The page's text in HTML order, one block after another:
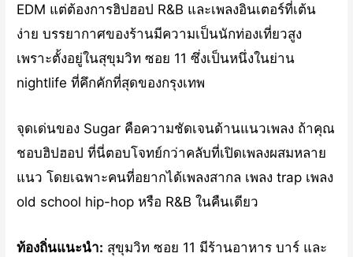
EDM แต่ต้องการฮิปฮอป R&B และเพลงอินเตอร์ที่เต้น
ง่าย บรรยากาศของร้านมีความเป็นนักท่องเที่ยวสูง
เพราะตั้งอยู่ในสุขุมวิท ซอย 11 ซึ่งเป็นหนึ่งในย่าน
nightlife ที่คึกคักที่สุดของกรุงเทพ
จุดเด่นของ Sugar คือความชัดเจนด้านแนวเพลง ถ้าคุณ
ชอบฮิปฮอป ที่นี่ตอบโจทย์กว่าคลับที่เปิดเพลงผสมหลาย
แนว โดยเฉพาะคนที่อยากได้เพลงสากล เพลง trap เพลง
old school hip-hop หรือ R&B ในคืนเดียว
ท้องถิ่นแนะนำ: สุขุมวิท ซอย 11 มีร้านอาหาร บาร์ และ